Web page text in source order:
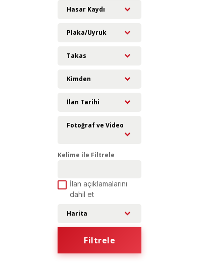
Hasar Kaydı
Plaka/Uyruk
Takas
Kimden
İlan Tarihi
Fotoğraf ve Video
Kelime ile Filtrele
İlan açıklamalarını
dahil et
Harita
Filtrele